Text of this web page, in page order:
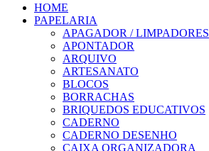
HOME
PAPELARIA
APAGADOR / LIMPADORES
APONTADOR
ARQUIVO
ARTESANATO
BLOCOS
BORRACHAS
BRIQUEDOS EDUCATIVOS
CADERNO
CADERNO DESENHO
CAIXA ORGANIZADORA